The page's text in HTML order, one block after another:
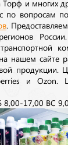
Торф и многих
по вопросам
.
нашем сайте
продукции.
и Ozon.
8,00-17,00 ВС